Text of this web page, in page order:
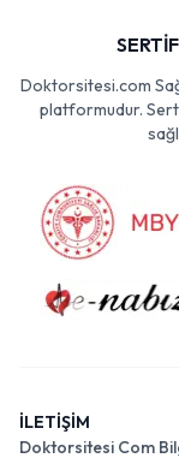
Doktorsitesi.com
platformudur.
İLETİŞİM
Doktorsitesi Com